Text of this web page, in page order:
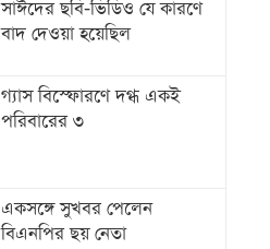
সাঈদের ছবি-ভিডিও যে কারণে
বাদ দেওয়া হয়েছিল
গ্যাস বিস্ফোরণে দগ্ধ একই
পরিবারের ৩
একসঙ্গে সুখবর পেলেন
বিএনপির ছয় নেতা